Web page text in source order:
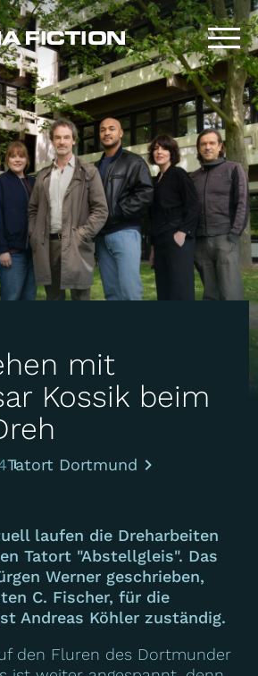
mit
Kossik beim
Tatort Dortmund
laufen die Dreharbeiten
Tatort "Abstellgleis". Das
Werner geschrieben,
C. Fischer, für die
Andreas Köhler zuständig.
den Fluren des Dortmunder